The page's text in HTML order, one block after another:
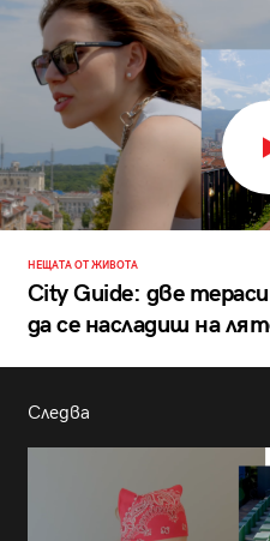
НЕЩАТА ОТ ЖИВОТА
City Guide: две
да се насладиш на
Следва